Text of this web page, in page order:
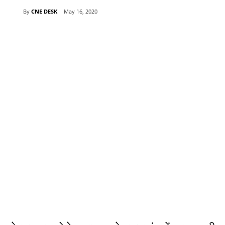
By CNE DESK May 16, 2020